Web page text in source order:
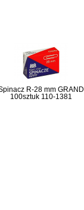
R-28 mm GRAND
100sztuk 110-1381